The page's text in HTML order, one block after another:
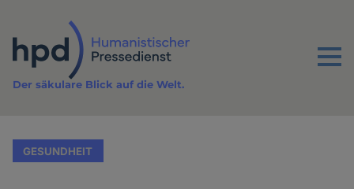
Inhalt
Menu
Der säkulare Blick auf die Welt.
GESUNDHEIT